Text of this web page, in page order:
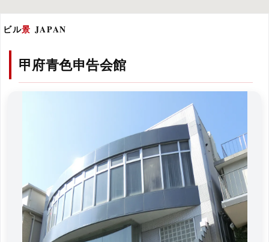
ビル景 JAPAN
甲府青色申告会館